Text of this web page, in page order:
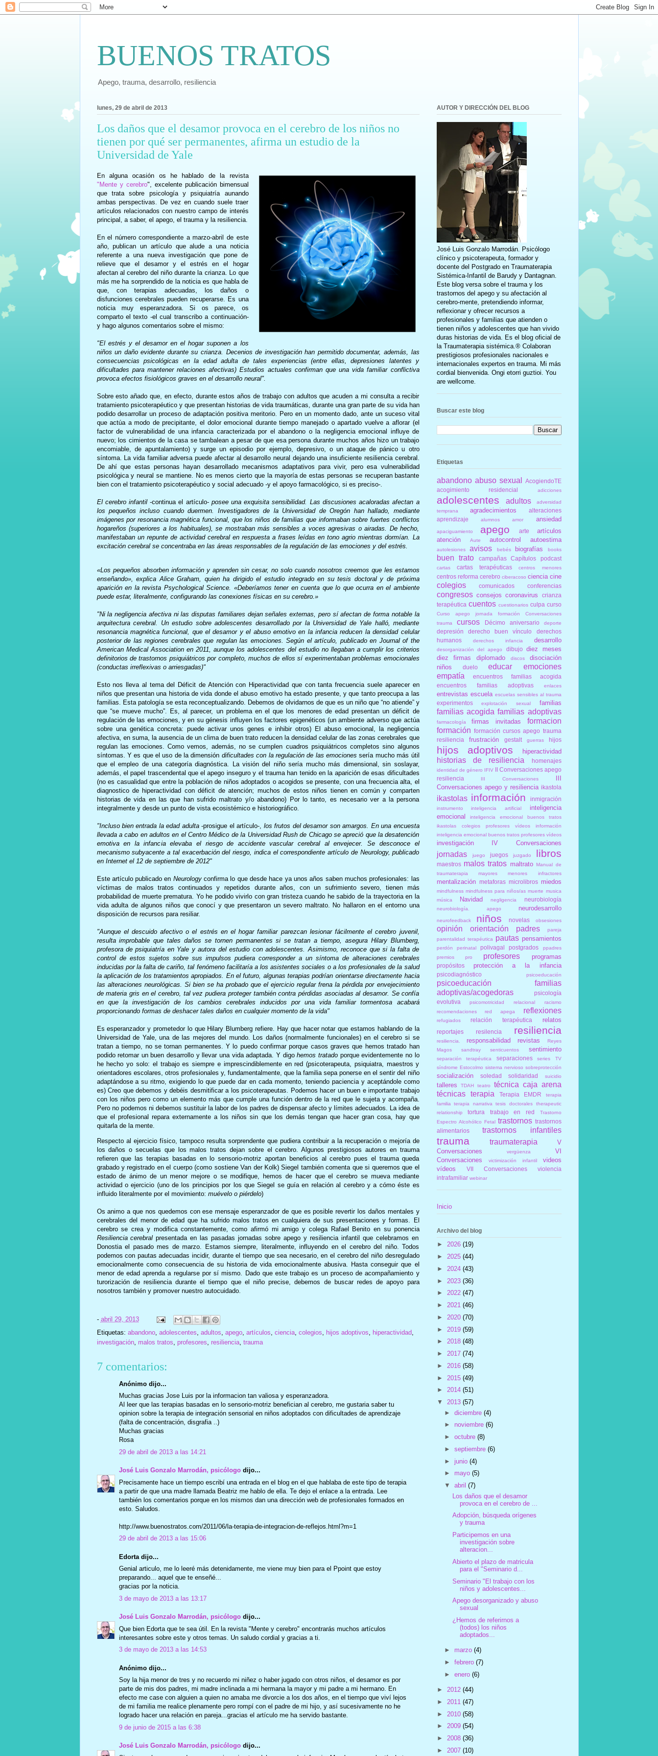
BUENOS TRATOS
Apego, trauma, desarrollo, resiliencia
lunes, 29 de abril de 2013
Los daños que el desamor provoca en el cerebro de los niños no
tienen por qué ser permanentes, afirma un estudio de la
Universidad de Yale
En alguna ocasión os he hablado de la revista
"Mente y cerebro", excelente publicación bimensual
que trata sobre psicología y psiquiatría aunando
ambas perspectivas. De vez en cuando suele traer
artículos relacionados con nuestro campo de interés
principal, a saber, el apego, el trauma y la resiliencia.
En el número correspondiente a marzo-abril de este
año, publican un artículo que alude a una noticia
referente a una nueva investigación que pone de
relieve que el desamor y el estrés en el hogar
afectan al cerebro del niño durante la crianza. Lo que
más me ha sorprendido de la noticia es que habla de
que, con terapias adecuadas, los daños o
disfunciones cerebrales pueden recuperarse. Es una
noticia muy esperanzadora. Si os parece, os
comparto el texto -el cual transcribo a continuación-
y hago algunos comentarios sobre el mismo:
"El estrés y el desamor en el hogar suponen a los
niños un daño evidente durante su crianza. Decenios de investigación han permitido documentar, además, las
consecuencias psicológicas en la edad adulta de tales experiencias (entre ellas, depresiones latentes y
dificultades para mantener relaciones afectivas) Estudios actuales confirman que una vida familiar conflictiva
provoca efectos fisiológicos graves en el desarrollo neural".
Sobre esto añado que, en efecto, durante estos años de trabajo con adultos que acuden a mi consulta a recibir
tratamiento psicoterapéutico y que presentan historias de vida traumáticas, durante una gran parte de su vida han
podido desarrollar un proceso de adaptación positiva meritorio. Pero en un momento dado, ante un suceso vital
que actúa a modo de precipitante, el dolor emocional durante tiempo manejado o apartado vuelve a aflorar (el
factor de vulnerabilidad de una infancia caracterizada por el abandono o la negligencia emocional influye de
nuevo; los cimientos de la casa se tambalean a pesar de que esa persona durante muchos años hizo un trabajo
encomiable, de apuntalamiento) y surge un episodio por ejemplo, depresivo, o un ataque de pánico u otro
síntoma. La vida familiar adversa puede afectar al desarrollo neural dejando una insuficiente resiliencia cerebral.
De ahí que estas personas hayan desarrollado mecanismos adaptativos para vivir, pero esa vulnerabilidad
psicológica y neural se mantiene. No es menos cierto que la mayoría de estas personas se recuperan bastante
bien con el tratamiento psicoterapéutico y social adecuado -y el apoyo farmacológico, si es preciso-.
El cerebro infantil-continua el artículo- posee una exquisita sensibilidad. Las discusiones acaloradas afectan a
los pequeños incluso cuando duermen. Investigadores de la Universidad de Oregón han hallado, mediante
imágenes por resonancia magnética funcional, que los niños de familias que informaban sobre fuertes conflictos
hogareños (superiores a los habituales), se mostraban más sensibles a voces agresivas o airadas. De hecho,
manifestaban un repunte de actividad cerebral en respuesta a frases leídas en tono agrio mientras dormían. La
excitación cerebral se concentraba en las áreas responsables de la regulación de las emociones y del estrés.
«Los pequeños absorben información y aprenden sin cesar, no solo cuando nosotros creemos que les estamos
enseñando», explica Alice Graham, quien ha dirigido el estudio integrado en su tesis doctoral y de próxima
aparición en la revista Psychological Science. «Deberíamos tener en cuenta que lo que ocurra en el ambiente
puede estar, literalmente, configurando las conexiones físicas en su cerebro.»
"Ni la negligencia afectiva ni las disputas familiares dejan señales externas, pero sí afectan de forma notable la
arquitectura cerebral. Un estudio sobre adolescentes desarrollado por la Universidad de Yale halló, mediante
resonancia magnética funcional, que el desamor y el abuso emotivo en la infancia reducen la densidad celular
posterior de las regiones cerebrales que regulan las emociones. Según el artículo, publicado en Journal of the
American Medical Association en 2011, aunque los adolescentes del estudio no llegaban a cumplir los criterios
definitorios de trastornos psiquiátricos por completo, muchos de ellos sí experimentaban problemas emocionales
(conductas irreflexivas o arriesgadas)"
Esto nos lleva al tema del Déficit de Atención con Hiperactividad que con tanta frecuencia suele aparecer en
niños que presentan una historia de vida donde el abuso emotivo ha estado presente, y que tanto preocupa a las
familias. Esta patología se esta reconceptualizando. Debemos de olvidarnos de que es un niño que “no atiende” y
que “se mueve mucho”. Es, al parecer, un problema en el que los menores de edad presentan un déficit de
regulación de las emociones, y en su génesis influyen los factores epigenéticos (un ambiente adverso que actúa
sobre una genética concreta: puede activar unos genes e inhibir otros) El abuso emocional, la negligencia
afectiva, en suma, la ausencia de un clima de buen trato reducen la densidad celular de las zonas cerebrales que
regulan las emociones. Como vemos, además, no se cumplen cuadros psiquiátricos completos sino algunos
síntomas. Y es que el uso de la dimensión dificultades con la regulación de las emociones sería mucho más útil
que el empleo de una categoría diagnóstica. La visión del niño sería mucho más dimensional, sin soslayar,
además, el papel trascendental que el apego inseguro y el trauma han tenido en la aparición de esas dificultades
(no es casualidad que entre la población de niños adoptados o acogidos se presente, con una frecuencia alta, el
diagnostico de hiperactividad con déficit de atención; muchos de estos niños tienen en común y comparten
historias de vida en las que han sufrido maltrato y/o abandono) Por lo tanto, es necesario ver a la persona
integralmente y desde un punto de vista ecosistémico e historiográfico.
"Incluso bien entrada la edad adulta-prosigue el artículo-, los frutos del desamor son amargos. En una encuesta
llevada a cabo en adultos en el Centro Médico de la Universidad Rush de Chicago se apreció que la desatención
emotiva en la infancia elevaba el riesgo de accidente vascular cerebral al envejecer. Se desconoce el
mecanismo subyacente a tal exacerbación del riesgo, indica el correspondiente artículo de Neurology, publicado
en Internet el 12 de septiembre de 2012"
Este artículo publicado en Neurologyconfirma lo que desde hace ya unos años saben muchos profesionales: las
víctimas de malos tratos continuados y repetidos durante años, con un sufrimiento severo, tienen más
probabilidad de muerte prematura. Yo he podido vivirlo con gran tristeza cuando he sabido de la trayectoria en la
vida adulta de algunos niños que conocí y que presentaron un severo maltrato. No hallaron en el entorno una
disposición de recursos para resiliar.
"Aunque el descuido afectivo o el estrés en el hogar familiar parezcan lesionar fácilmente el cerebro juvenil,
resulta improbable que tales daños se tornen permanentes si se tratan a tiempo, asegura Hilary Blumberg,
profesora de psiquiatría en Yale y autora del estudio con adolescentes. Asimismo, reconoce que si la falta de
control de estos sujetos sobre sus impulsos pudiera corresponder a un síntoma de alteraciones cerebrales
inducidas por la falta de cariño, tal fenómeno facilitaría a los asistentes sociales o a los profesionales de la salud
la aplicación de los tratamientos apropiados. En el futuro, algunas terapias podrían orientarse directamente hacia
las alteraciones neurológicas. Si bien se ha probado que el ejercicio regular frena la pérdida por envejecimiento
de materia gris en el cerebro, tal vez pudiera proteger también contra pérdidas asociadas al desamor. Se confía
en que la investigación de los cambios cerebrales inducidos por una vida familiar tormentosa acabará
proporcionando formas de deshacer tales daños en cualquier momento de la vida"
Es esperanzador y prometedor lo que Hilary Blumberg refiere. Hay que hacer notar que estamos hablando de la
Universidad de Yale, una de las mejores del mundo. Los daños (normalmente funcionales) en el cerebro si se
tratan a tiempo, no se tornan permanentes. Y lo puedo confirmar porque casos graves que hemos tratado han
podido retomar un buen desarrollo y llevar una vida adaptada. Y digohemos tratadoporque evidentemente no lo
he hecho yo solo: el trabajo es siempre e imprescindiblemente en red (psicoterapeuta, psiquiatra, maestros y
orientadores escolares, otros profesionales y, fundamentalmente, que la familia sepa ponerse en el sentir del niño
adaptándose a su ritmo, exigiendo lo que puede dar en cada momento, teniendo paciencia y aceptándole como
es) Creo que debemos y debéis desmitificar a los psicoterapeutas. Podemos hacer un buen e importante trabajo
con los niños pero como un elemento más que cumple una función dentro de la red que le sujeta y acompaña.
Pero no podemos ni debemos sustituir la labor de los padres de dispensar afecto y límites adecuados. La idea de
que el profesional repara externamente a los niños sin que los demás tengan que hacer gran cosa, hay que
quitarla de la mente.
Respecto al ejercicio físico, tampoco resulta sorprendente que pudiera contribuir a la recuperación o mejoría de
los daños o secuelas que los malos tratos dejan sobre el cerebro. Algunos prestigiosos autores en trauma
refieren que las terapias basadas en lo sensorio-motriz aportan beneficios al cerebro pues el trauma queda
grabado y registrado en el cuerpo (como sostiene Van der Kolk) Siegel también comenta que si queremos que el
estado de ánimo de un menor mejore o se modifique, hemos de hacer que el cerebro se mueva mediante
actividad o ejercicio (uno de los principios por los que Siegel se guía en relación al cerebro y a cómo éste es
influido literalmente por el movimiento: muévelo o piérdelo)
Os animo a que nos quedemos con ese mensaje esperanzador de que es posible revertir los daños mentales y
cerebrales del menor de edad que ha sufrido malos tratos en cualquiera de sus presentaciones y formas. El
cerebro se crea y modifica constantemente, como afirmó mi amigo y colega Rafael Benito en su ponencia
Resiliencia cerebralpresentada en las pasadas jornadas sobre apego y resiliencia infantil que celebramos en
Donostia el pasado mes de marzo. Estamos siempre, literalmente, influyendo en el cerebro del niño. Todos
podemos con pautas adecuadas incidir, durante el tiempo que sea necesario, en el cerebro del niño desregulado
emocionalmente como consecuencia de su historia de vida emocionalmente abusiva. Hasta conseguir que el
menor de edad aprenda a regularse por sí mismo. Dado que este trabajo es un proceso de acompañamiento y
turorización de resiliencia durante el tiempo que el niño precise, debemos de buscar redes de apoyo para
nosotros también y promover nuestro autocuidado.
- abril 29, 2013
Etiquetas: abandono, adolescentes adultos apego, artículos ciencia, colegios hijos adoptivos hiperactividad,
investigación, malos tratos profesores resiliencia, trauma
7 comentarios:
Anónimo dijo...
Muchas gracias Jose Luis por la informacion tan valiosa y esperanzadora.
Al leer que las terapias basadas en lo sensorio-motriz benefician al cerebro, me gustaria saber tu
opinion sobre la terapia de integración sensorial en niños adoptados con dificultades de aprendizaje
(falta de concentración, disgrafia ..)
Muchas gracias
Rosa
29 de abril de 2013 a las 14:21
José Luis Gonzalo Marrodán, psicólogodijo...
Precisamente hace un tiempo escribí una entrada en el blog en el que hablaba de este tipo de terapia
a partir de que una madre llamada Beatriz me hablo de ella. Te dejo el enlace a la entrada. Lee
también los comentarios porque en los mismos dan una dirección web de profesionales formados en
esto. Saludos.
http://www.buenostratos.com/2011/06/la-terapia-de-integracion-de-reflejos.html?m=1
29 de abril de 2013 a las 15:06
Edorta dijo...
Genial articulo, me lo leeré más detenidamente, me viene muy bien para el Ppoint que estoy
preparando... aquel que te enseñé...
gracias por la noticia.
3 de mayo de 2013 a las 13:17
José Luis Gonzalo Marrodán, psicólogodijo...
Que bien Edorta que te sea útil. En la revista "Mente y cerebro" encontrarás muchos artículos
interesantes sobre este y otros temas. Un saludo cordial y gracias a ti.
3 de mayo de 2013 a las 14:53
Anónimo dijo...
Soy la hija menor de tres y no recuerdo mi niñez o haber jugado con otros niños, el desamor es por
parte de mis dos padres, mi madre inclinada a mi hermana la mayor y mi padre a mi hermano. En
efecto me case con alguien a quien no amaba me divorcie a los dos años, en el tiempo que viví lejos
de mi familia me realice plenamente pero rompí con el padre de mi hijo, y así sucesivamente no he
logrado hacer una relación en pareja...gracias el artículo me ha servido bastante.
9 de junio de 2015 a las 6:38
José Luis Gonzalo Marrodán, psicólogodijo...
AUTOR Y DIRECCIÓN DEL BLOG
José Luis Gonzalo Marrodán. Psicólogo
clínico y psicoterapeuta, formador y
docente del Postgrado en Traumaterapia
Sistémica-Infantil de Barudy y Dantagnan.
Este blog versa sobre el trauma y los
trastornos del apego y su afectación al
cerebro-mente, pretendiendo informar,
reflexionar y ofrecer recursos a
profesionales y familias que atienden o
tienen niños y adolescentes que han vivido
duras historias de vida. Es el blog oficial de
la Traumaterapia sistémica.® Colaboran
prestigiosos profesionales nacionales e
internacionales expertos en trauma. Mi más
cordial bienvenida. Ongi etorri guztioi. You
are wellcome.
Buscar este blog
Etiquetas
abandono abuso sexual
AcogiendoTE
acogimiento residencial
adicciones
adolescentes adultos
adversidad
temprana
agradecimientos
alteraciones
aprendizaje
alumnos amor ansiedad
apaciguamiento apego arte
artículos
atención
Aute autocontrol autoestima
autolesiones avisos bebés biografías books
buen trato campañas Capítulos podcast
cartas cartas terapéuticas centros menores
centros reforma cerebro ciberacoso ciencia cine
colegios comunicados conferencias
congresos consejos coronavirus
crianza
terapéutica cuentos cuestionarios culpa curso
Curso apego jornada formación Conversaciones
trauma
cursos Décimo aniversario deporte
depresión derecho buen vínculo
derechos
humanos
derechos infancia desarrollo
desorganización del apego dibujo diez meses
diez firmas
diplomado discos
disociación
niños
duelo educar
emociones
empatía
encuentros familias acogida
encuentros familias adoptivas
enlaces
entrevistas escuela escuelas sensibles al trauma
experimentos explotación sexual familias
familias acogida familias adoptivas
farmacología firmas invitadas
formacion
formación formación cursos apego trauma
resiliencia
frustración gestalt guerras hijos
hijos adoptivos hiperactividad
historias de resiliencia homenajes
identidad de género IFIV II Conversaciones apego
resiliencia
III Conversaciones
III
Conversaciones apego y resiliencia ikastola
ikastolas información inmigración
instrumento inteligencia artificial
inteligencia
emocional
inteligencia emocional buenos tratos
ikastolas colegios profesores vídeos información
inteligencia emocional buenos tratos profesores vídeos
investigación IV Conversaciones
jornadas juego juegos juzgado libros
maestros malos tratos maltrato Manual de
traumaterapia
mayores menores infractores
mentalización metaforas microlibros miedos
mindfulness mindfulness para niños/as muerte musica
música
Navidad negligencia neurobiología
neurobiología. apego neurodesarrollo
neurofeedback niños novelas obsesiones
opinión orientación padres
pareja
parentalidad terapéutica
pautas pensamientos
perdón perinatal polivagal postgrados
ppadres
premios
pro profesores programas
propósitos protección a la infancia
psicodiagnóstico psicoeducación
psicoeducación familias
adoptivas/acogedoras
psicología
evolutiva
psicomotricidad relacional
racismo
recomendaciones
red apega reflexiones
refugiados relación terapéutica relatos
reportajes resilencia resiliencia
resiliencia. responsabilidad revistas
Reyes
Magos
sandtray senticuentos sentimiento
separación terapéutica separaciones
series TV
síndrome Estocolmo sistema nervioso sobreprotección
socialización soledad solidaridad suicidio
talleres TDAH teatro
técnica caja arena
técnicas
terapia Terapia EMDR
terapia
familia
terapia narrativa tesis doctorales
therapeutic
relationship
tortura trabajo en red
Trastorno
Espectro Alcohólico Fetal trastornos trastornos
alimentarios
trastornos infantiles
trauma traumaterapia
V
Conversaciones
vergüenza
VI
Conversaciones
victimización infantil
videos
vídeos
VII Conversaciones
violencia
intrafamiliar webinar
Inicio
Archivo del blog
► 2026 (19)
► 2025 (44)
► 2024 (43)
► 2023 (36)
► 2022 (47)
► 2021 (46)
► 2020 (70)
► 2019 (59)
► 2018 (48)
► 2017 (74)
► 2016 (58)
► 2015 (49)
► 2014 (51)
▼ 2013 (57)
►diciembre(4)
► noviembre(6)
►octubre(8)
►septiembre(6)
►junio(4)
► mayo(5)
▼abril(7)
Los daños que el desamor
provoca en el cerebro de ...
Adopción, búsqueda orígenes
y trauma
Participemos en una
investigación sobre
alteracion...
Abierto el plazo de matricula
para el "Seminario d...
Seminario "El trabajo con los
niños y adolescentes...
Apego desorganizado y abuso
sexual
¿Hemos de referirnos a
(todos) los niños
adoptados...
► marzo(4)
►febrero(7)
►enero(6)
► 2012 (44)
► 2011 (47)
► 2010 (58)
► 2009 (54)
► 2008 (36)
► 2007 (10)